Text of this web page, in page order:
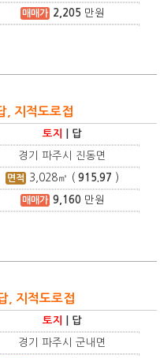
매매가 2,205 만원
지적도로접
토지 답
경기 파주시 진동면
면적 3,028㎡ (915.97 )
매매가 9,160만원
, 지적도로접
토지 답
경기 파주시 군내면